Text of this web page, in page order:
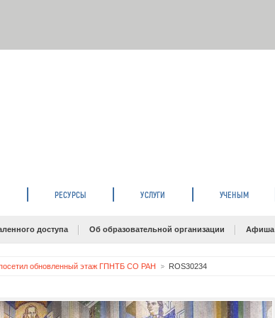
РЕСУРСЫ УСЛУГИ УЧЕНЫМ
доступа Об образовательной организации Афиша
обновленный этаж ГПНТБ СО РАН ROS30234